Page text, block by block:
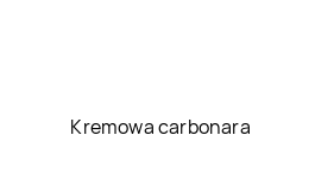
Kremowa carbonara